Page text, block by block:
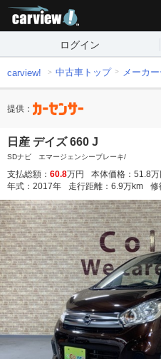
ログイン
carview! 中古車トップ メーカ
提供：
日産 デイズ 660 J
SDナビ エマージェンシーブレーキ/
支払総額： 60.8万円 本体価格： 51.8万
年式： 2017年 走行距離： 6.9万km 修